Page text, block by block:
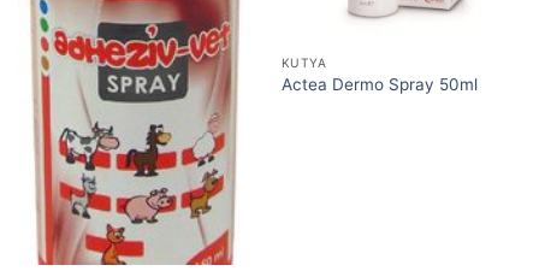
KUTYA
Actea Dermo Spray 50ml